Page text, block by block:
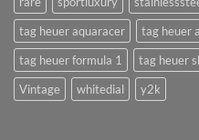
tag heuer aquaracer
tag heuer
tag heuer formula 1
tag heuer
Vintage
whitedial y2k